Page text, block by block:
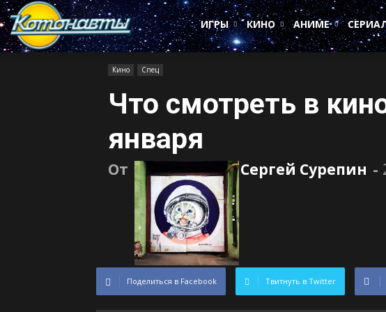
Котонавты
ИГРЫ
КИНО АНИМЕ
Кино Спец
Что смотреть в
января
От Сергей Сурепин -
Поделиться в Facebook Твитнуть в Twitter